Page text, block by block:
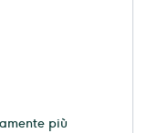
più